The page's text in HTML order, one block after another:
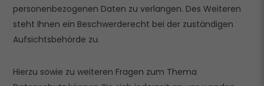
personenbezogenen Daten zu verlangen. Des Weiteren
steht Ihnen ein Beschwerderecht bei der zuständigen
Aufsichtsbehörde zu.
Hierzu sowie zu weiteren Fragen zum Thema